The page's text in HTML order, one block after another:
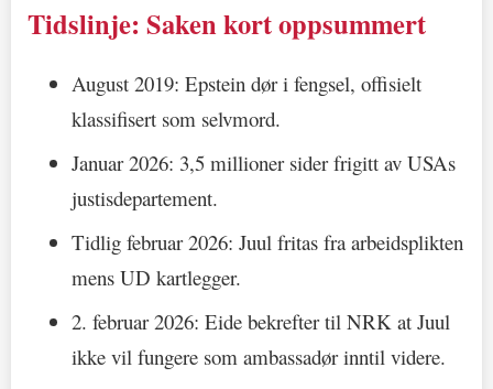
Tidslinje: Saken kort oppsummert
August 2019: Epstein dør i fengsel, offisielt
klassifisert som selvmord.
Januar 2026: 3,5 millioner sider frigitt av USAs
justisdepartement.
Tidlig februar 2026: Juul fritas fra arbeidsplikten
mens UD kartlegger.
2. februar 2026: Eide bekrefter til NRK at Juul
ikke vil fungere som ambassadør inntil videre.